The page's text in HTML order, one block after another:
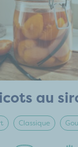
au
Classique